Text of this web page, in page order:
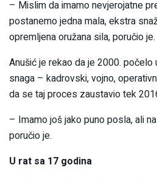
– Mislim da imamo nevjerojatne
postanemo jedna mala, ekstra
opremljena oružana sila, poručio je.
Anušić je rekao da je 2000. počelo
snaga – kadrovski, vojno,
da se taj proces zaustavio tek
– Imamo još jako puno posla, ali
poručio je.
U rat sa 17 godina